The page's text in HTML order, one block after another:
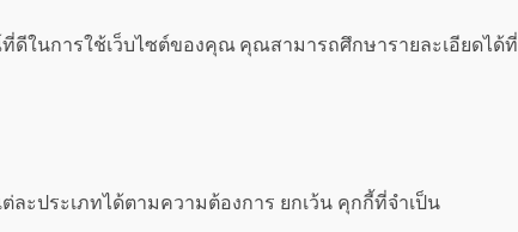
ในการใช้เว็บไซต์ของคุณ คุณสามารถศึกษารายละเอียดได้ที่
ะประเภทได้ตามความต้องการ ยกเว้น คุกกี้ที่จำเป็น